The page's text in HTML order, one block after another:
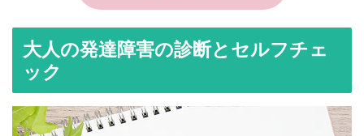
大人の発達障害の診断とセルフチェ
ック